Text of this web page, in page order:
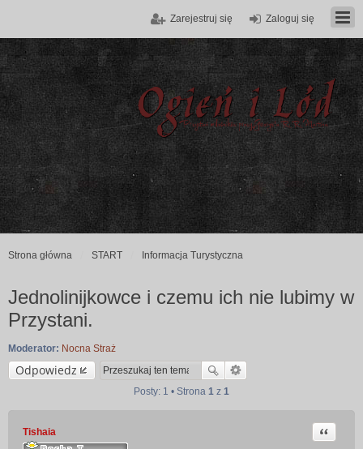
Zaloguj się
Zarejestruj się
Strona główna START Informacja Turystyczna
Jednolinijkowce i czemu ich nie lubimy w
Przystani.
Moderator: Nocna Straż
Odpowiedz
Posty: 1 • Strona 1 z 1
Tishaia Cytuj